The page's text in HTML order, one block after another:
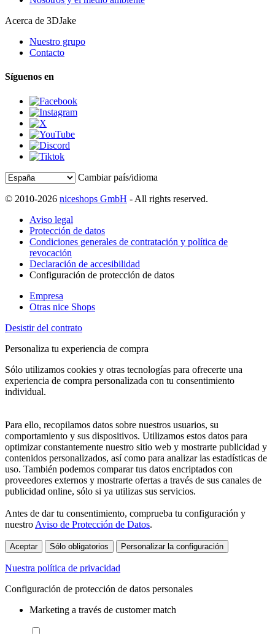
Acerca de 3DJake
Nuestro grupo
Contacto
Síguenos en
Cambiar país/idioma
© 2010-2026 niceshops GmbH - All rights reserved.
Aviso legal
Protección de datos
Condiciones generales de contratación y política de
revocación
Declaración de accesibilidad
Configuración de protección de datos
Empresa
Otras nice Shops
Desistir del contrato
Personaliza tu experiencia de compra
Sólo utilizamos cookies y otras tecnologías para ofrecerte una
experiencia de compra personalizada con tu consentimiento
individual.
Para ello, recopilamos datos sobre nuestros usuarios, su
comportamiento y sus dispositivos. Utilizamos estos datos para
optimizar constantemente nuestro sitio web y mostrarte publicidad y
contenidos personalizados, así como para analizar las estadísticas de
uso. También podemos comparar tus datos encriptados con
proveedores externos y mostrarte ofertas a través de sus canales de
publicidad online, sólo si ya utilizas sus servicios.
Antes de dar tu consentimiento, comprueba tu configuración y
nuestro Aviso de Protección de Datos.
Aceptar Sólo obligatorios Personalizar la configuración
Nuestra política de privacidad
Configuración de protección de datos personales
Marketing a través de customer match